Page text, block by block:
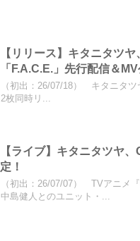
【リリース】キタニタツ
「F.A.C.E.」先行配信＆
（初出：26/07/18） キタニタ
2枚同時リ...
【ライブ】キタニタツヤ
定！
（初出：26/07/07） TVアニメ
中島健人とのユニット・...